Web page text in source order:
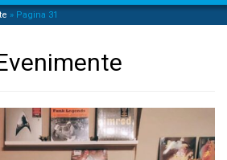
» Pagina 31